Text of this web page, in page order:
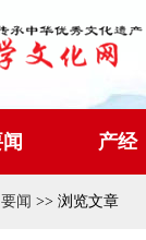
产经
要闻 >> 浏览文章